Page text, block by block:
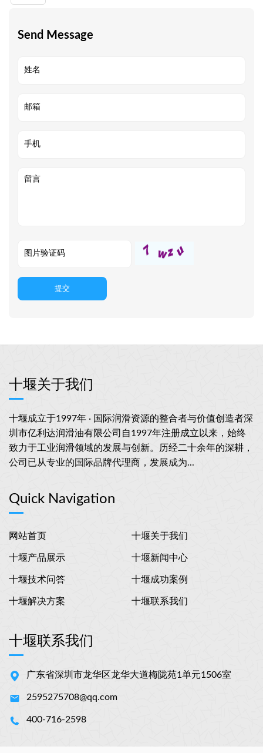
Send Message
提交
十堰关于我们
十堰成立于1997年 · 国际润滑资源的整合者与价值创造者深
圳市亿利达润滑油有限公司自1997年注册成立以来，始终
致力于工业润滑领域的发展与创新。历经二十余年的深耕，
公司已从专业的国际品牌代理商，发展成为...
Quick Navigation
网站首页 十堰关于我们
十堰产品展示 十堰新闻中心
十堰技术问答 十堰成功案例
十堰解决方案 十堰联系我们
十堰联系我们
广东省深圳市龙华区龙华大道梅陇苑1单元1506室
2595275708@qq.com
400-716-2598